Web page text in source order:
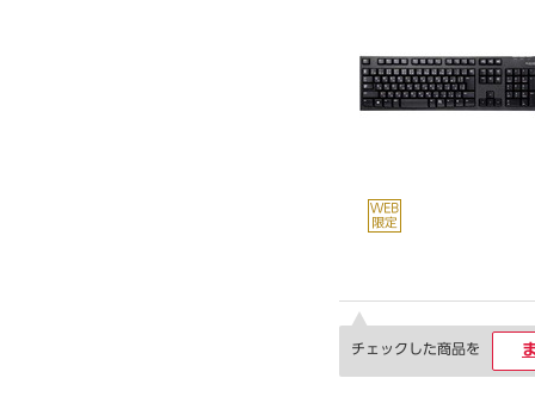
チェックした商品を